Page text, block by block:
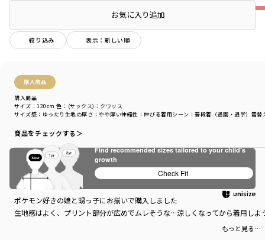
絞り込み 表示：新しい順
購入商品
購入商品
サイズ感 ：ゆったり 生地の厚さ ：やや厚い伸縮性 ：伸びる着用シーン ：普段着（通園・通学） 着替
サイズ：120cm 色：(サックス)：クワッス
商品をチェックする＞
ポケモン好き
ポケモン好きの娘と甥っ子にお揃いで購入しました
生地感はよく、プリント部分が広めでムレそうな…涼しくなってから着用しよ
もっと見る…
お気に入り追加
Find recommended sizes tailored to your child's
growth
Check Fit